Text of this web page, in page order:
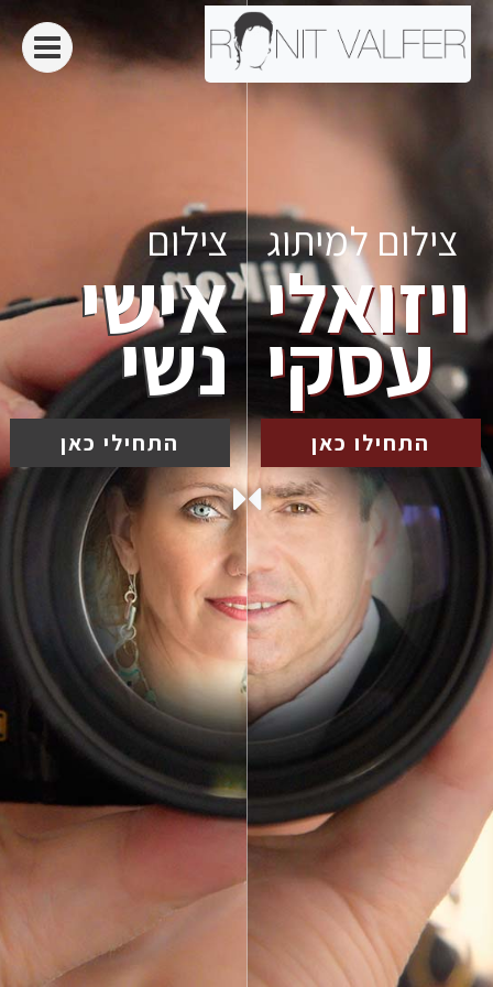
התחילו כאן
ויזואלי
עסקי
צילום למיתוג
התחילי כאן
צילום
אישי
נשי